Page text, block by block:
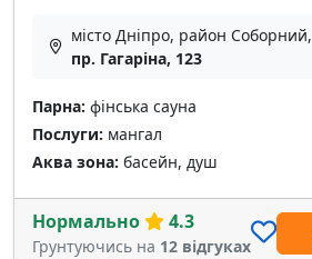
місто Дніпро, район Соборний,
пр. Гагаріна, 123
Парна: фінська сауна
Послуги: мангал
Аква зона: басейн, душ
Нормально 4.3
Грунтуючись на 12 відгуках